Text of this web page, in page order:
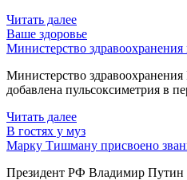
Читать далее
Ваше здоровье
Министерство
Министерство
добавлена пульсоксиметрия в
Читать далее
В гостях у муз
Марку Тишману присвоено
Президент РФ Владимир Путин